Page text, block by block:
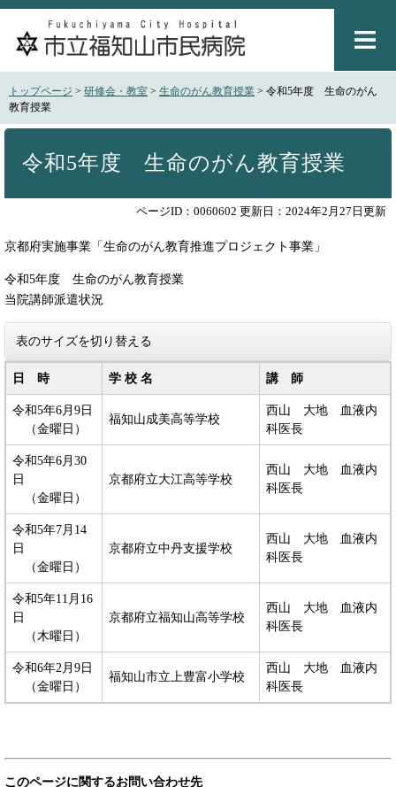
ペ
頭
で
メ
飛
ば
文
トップページ > 研修会・教室 > 生命のがん教育授業 > 令和5年度 生命のがん
教育授業
令和5年度 生命のがん教育授業
ページID：0060602 更新日：2024年2月27日更新
京都府実施事業「生命のがん教育推進プロジェクト事業」
令和5年度 生命のがん教育授業
当院講師派遣状況
表のサイズを切り替える
日 時 学 校 名 講 師
令和5年6月9日
（金曜日）
福知山成美高等学校
西山 大地 血液内
科医長
令和5年6月30
日
（金曜日）
京都府立大江高等学校
西山 大地 血液内
科医長
令和5年7月14
日
（金曜日）
京都府立中丹支援学校
西山 大地 血液内
科医長
令和5年11月16
日
（木曜日）
京都府立福知山高等学校
西山 大地 血液内
科医長
令和6年2月9日
（金曜日）
福知山市立上豊富小学校
西山 大地 血液内
科医長
このページに関するお問い合わせ先